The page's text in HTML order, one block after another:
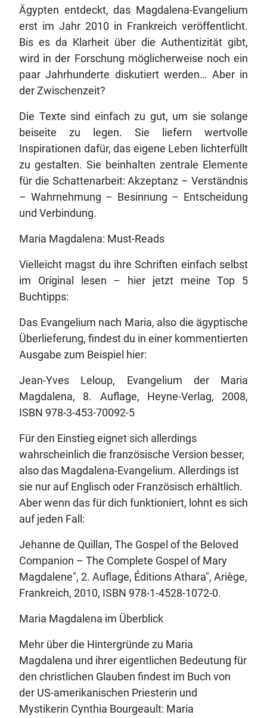
Ägypten entdeckt, das Magdalena-Evangelium
erst im Jahr 2010 in Frankreich veröffentlicht.
Bis es da Klarheit über die Authentizität gibt,
wird in der Forschung möglicherweise noch ein
paar Jahrhunderte diskutiert werden… Aber in
der Zwischenzeit?
Die Texte sind einfach zu gut, um sie solange
beiseite zu legen. Sie liefern wertvolle
Inspirationen dafür, das eigene Leben lichterfüllt
zu gestalten. Sie beinhalten zentrale Elemente
für die Schattenarbeit: Akzeptanz – Verständnis
– Wahrnehmung – Besinnung – Entscheidung
und Verbindung.
Maria Magdalena: Must-Reads
Vielleicht magst du ihre Schriften einfach selbst
im Original lesen – hier jetzt meine Top 5
Buchtipps:
Das Evangelium nach Maria, also die ägyptische
Überlieferung, findest du in einer kommentierten
Ausgabe zum Beispiel hier:
Jean-Yves Leloup, Evangelium der Maria
Magdalena, 8. Auflage, Heyne-Verlag, 2008,
ISBN 978-3-453-70092-5
Für den Einstieg eignet sich allerdings
wahrscheinlich die französische Version besser,
also das Magdalena-Evangelium. Allerdings ist
sie nur auf Englisch oder Französisch erhältlich.
Aber wenn das für dich funktioniert, lohnt es sich
auf jeden Fall:
Jehanne de Quillan, The Gospel of the Beloved
Companion – The Complete Gospel of Mary
Magdalene", 2. Auflage, Éditions Athara", Ariège,
Frankreich, 2010, ISBN 978-1-4528-1072-0.
Maria Magdalena im Überblick
Mehr über die Hintergründe zu Maria
Magdalena und ihrer eigentlichen Bedeutung für
den christlichen Glauben findest im Buch von
der US-amerikanischen Priesterin und
Mystikerin Cynthia Bourgeault: Maria